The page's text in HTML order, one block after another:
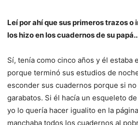
Leí por ahí que sus primeros trazos
los hizo en los cuadernos de su
Sí, tenía como cinco años y él estaba
porque terminó sus estudios de
esconder sus cuadernos porque si
garabatos. Si él hacía un esqueleto
yo lo quería hacer igualito en la
manchaba todos los cuadernos al